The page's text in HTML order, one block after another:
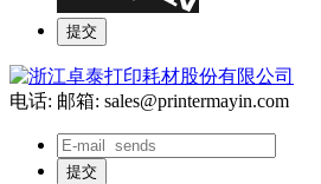
电话: 邮箱: sales@printermayin.com